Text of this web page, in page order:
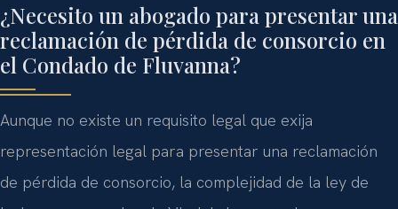
¿Necesito un abogado para presentar una
reclamación de pérdida de consorcio en
el Condado de Fluvanna?
Aunque no existe un requisito legal que exija
representación legal para presentar una reclamación
de pérdida de consorcio, la complejidad de la ley de